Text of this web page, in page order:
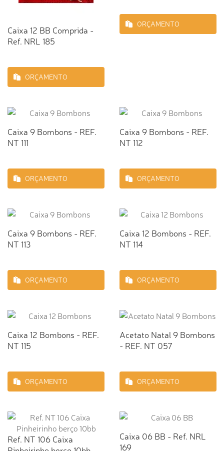
Caixa 12 BB Comprida -
Ref. NRL 185
ORÇAMENTO
ORÇAMENTO
Caixa 9 Bombons - REF.
NT 111
ORÇAMENTO
Caixa 9 Bombons - REF.
NT 112
ORÇAMENTO
Caixa 9 Bombons - REF.
NT 113
ORÇAMENTO
Caixa 12 Bombons - REF.
NT 114
ORÇAMENTO
Caixa 12 Bombons - REF.
NT 115
ORÇAMENTO
Acetato Natal 9 Bombons
- REF. NT 057
ORÇAMENTO
Ref. NT 106 Caixa
Caixa 06 BB - Ref. NRL
169